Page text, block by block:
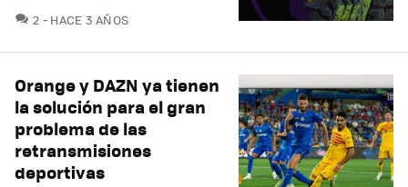
2 COMENTARIOS
HACE 3 AÑOS
Orange y DAZN ya tienen
la solución para el gran
problema de las
retransmisiones
deportivas